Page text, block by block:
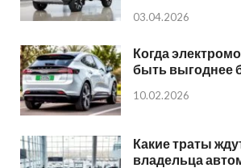
03.04.2026
Когда
быть выгоднее
10.02.2026
Какие траты
владельца